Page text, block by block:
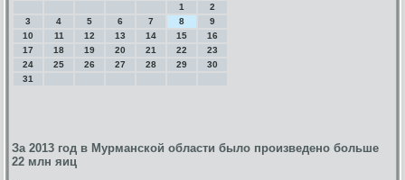
1
2
3
4 5 6 7 8
9
10
11 12 13 14 15
16
17
18 19 20 21 22
23
24
25 26 27 28 29
30
31
За 2013 год в Мурманской области было произведено больше
22 млн яиц